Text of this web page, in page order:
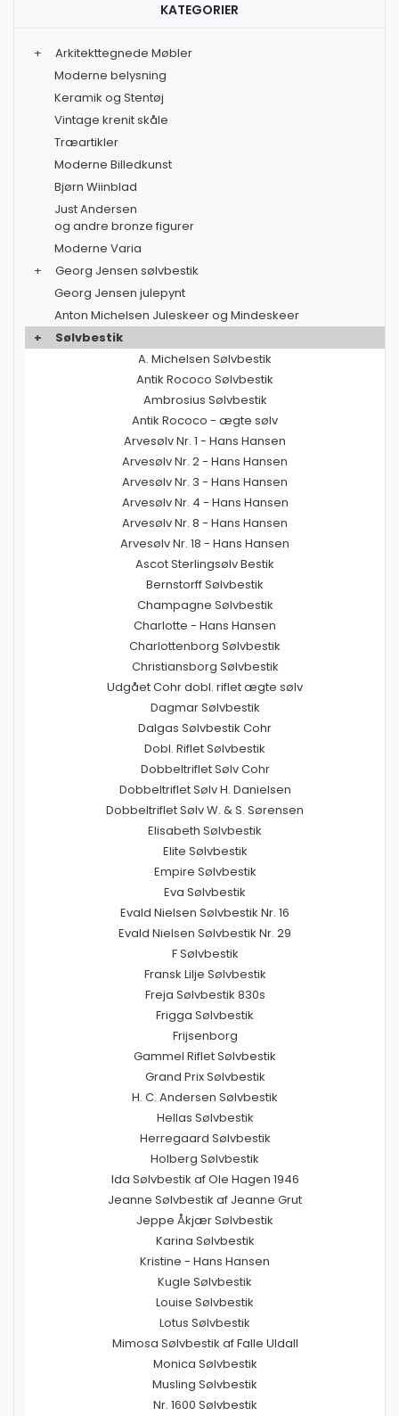
KATEGORIER
+
Arkitekttegnede Møbler
Moderne belysning
Keramik og Stentøj
Vintage krenit skåle
Træartikler
Moderne Billedkunst
Bjørn Wiinblad
Just Andersen
og andre bronze figurer
Moderne Varia
+
Georg Jensen sølvbestik
Georg Jensen julepynt
Anton Michelsen Juleskeer og Mindeskeer
+
Sølvbestik
A. Michelsen Sølvbestik
Antik Rococo Sølvbestik
Ambrosius Sølvbestik
Antik Rococo - ægte sølv
Arvesølv Nr. 1 - Hans Hansen
Arvesølv Nr. 2 - Hans Hansen
Arvesølv Nr. 3 - Hans Hansen
Arvesølv Nr. 4 - Hans Hansen
Arvesølv Nr. 8 - Hans Hansen
Arvesølv Nr. 18 - Hans Hansen
Ascot Sterlingsølv Bestik
Bernstorff Sølvbestik
Champagne Sølvbestik
Charlotte - Hans Hansen
Charlottenborg Sølvbestik
Christiansborg Sølvbestik
Udgået Cohr dobl. riflet ægte sølv
Dagmar Sølvbestik
Dalgas Sølvbestik Cohr
Dobl. Riflet Sølvbestik
Dobbeltriflet Sølv Cohr
Dobbeltriflet Sølv H. Danielsen
Dobbeltriflet Sølv W. & S. Sørensen
Elisabeth Sølvbestik
Elite Sølvbestik
Empire Sølvbestik
Eva Sølvbestik
Evald Nielsen Sølvbestik Nr. 16
Evald Nielsen Sølvbestik Nr. 29
F Sølvbestik
Fransk Lilje Sølvbestik
Freja Sølvbestik 830s
Frigga Sølvbestik
Frijsenborg
Gammel Riflet Sølvbestik
Grand Prix Sølvbestik
H. C. Andersen Sølvbestik
Hellas Sølvbestik
Herregaard Sølvbestik
Holberg Sølvbestik
Ida Sølvbestik af Ole Hagen 1946
Jeanne Sølvbestik af Jeanne Grut
Jeppe Åkjær Sølvbestik
Karina Sølvbestik
Kristine - Hans Hansen
Kugle Sølvbestik
Louise Sølvbestik
Lotus Sølvbestik
Mimosa Sølvbestik af Falle Uldall
Monica Sølvbestik
Musling Sølvbestik
Nr. 1600 Sølvbestik